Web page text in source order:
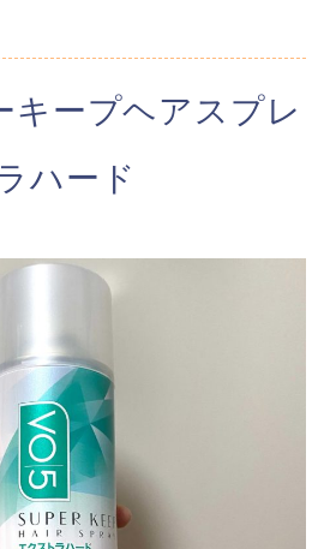
キープヘアスプレ
ハード